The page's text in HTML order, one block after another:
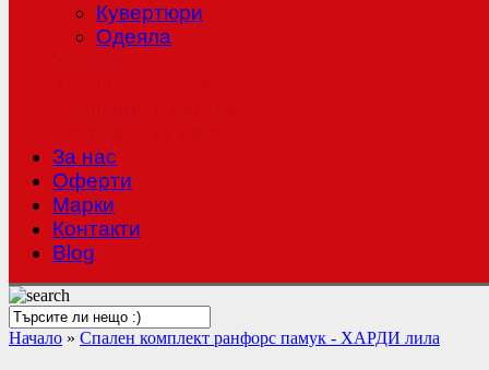
Кувертюри
Одеяла
За нас
Оферти
Mарки
Контакти
Blog
Начало » Спален комплект ранфорс памук - ХАРДИ лила